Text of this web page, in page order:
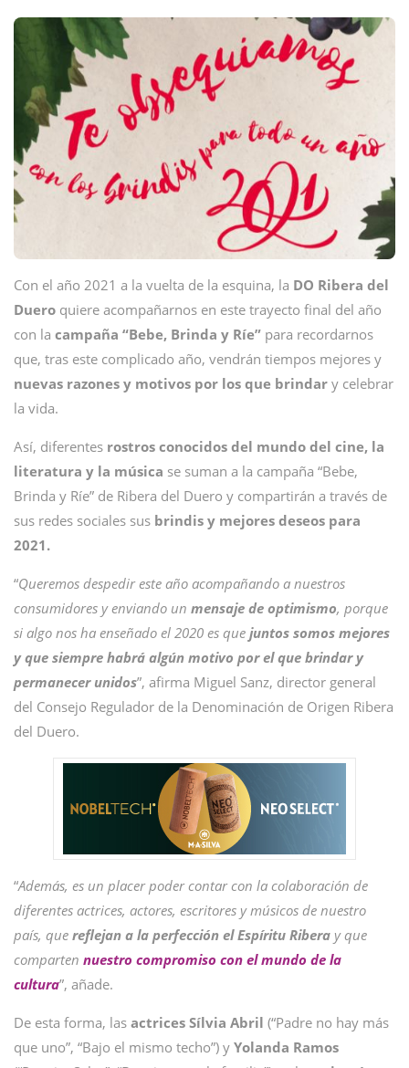
Con el año 2021 a la vuelta de la esquina, la DO Ribera del
Duero quiere acompañarnos en este trayecto final del año
con la campaña “Bebe, Brinda y Ríe” para recordarnos
que, tras este complicado año, vendrán tiempos mejores y
nuevas razones y motivos por los que brindar y celebrar
la vida.
Así, diferentes rostros conocidos del mundo del cine, la
literatura y la música se suman a la campaña “Bebe,
Brinda y Ríe” de Ribera del Duero y compartirán a través de
sus redes sociales sus brindis y mejores deseos para
2021.
“Queremos despedir este año acompañando a nuestros
consumidores y enviando un mensaje de optimismo, porque
si algo nos ha enseñado el 2020 es que juntos somos mejores
y que siempre habrá algún motivo por el que brindar y
permanecer unidos”, afirma Miguel Sanz, director general
del Consejo Regulador de la Denominación de Origen Ribera
del Duero.
“Además, es un placer poder contar con la colaboración de
diferentes actrices, actores, escritores y músicos de nuestro
país, que reflejan a la perfección el Espíritu Ribera y que
comparten nuestro compromiso con el mundo de la
cultura”, añade.
De esta forma, las actrices Sílvia Abril (“Padre no hay más
que uno”, “Bajo el mismo techo”) y Yolanda Ramos